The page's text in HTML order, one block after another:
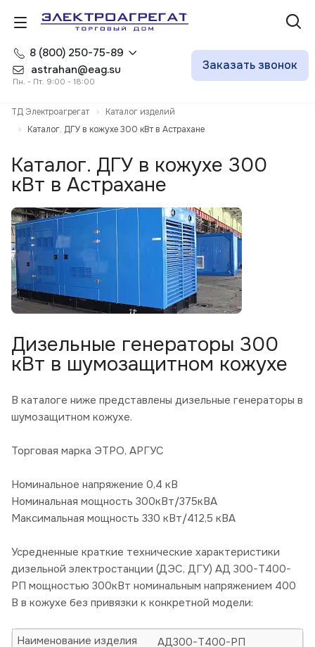
8 (800) 250-75-89
astrahan@eag.su
Пн. - Пт. 9:00 - 18:00
Заказать звонок
ТД Электроагрегат
Каталог изделий
Каталог. ДГУ в кожухе 300 кВт в Астрахане
Каталог. ДГУ в кожухе 300
кВт в Астрахане
Дизельные генераторы 300
кВт в шумозащитном кожухе
В каталоге ниже представлены дизельные генераторы в
шумозащитном кожухе.
Торговая марка ЭТРО, АРГУС
Номинальное напряжение 0,4 кВ
Номинальная мощность 300кВт/375кВА
Максимальная мощность 330 кВт/412,5 кВА
Усредненные краткие технические характеристики
дизельной электростанции (ДЭС, ДГУ) АД 300-Т400-
РП мощностью 300кВт номинальным напряжением 400
В в кожухе без привязки к конкретной модели:
АД300-Т400-РП
Наименование изделия